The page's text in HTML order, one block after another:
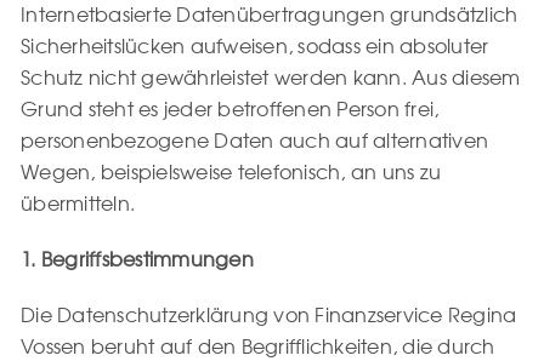
Internetbasierte Datenübertragungen grundsätzlich
Sicherheitslücken aufweisen, sodass ein absoluter
Schutz nicht gewährleistet werden kann. Aus diesem
Grund steht es jeder betroffenen Person frei,
personenbezogene Daten auch auf alternativen
Wegen, beispielsweise telefonisch, an uns zu
übermitteln.
1. Begriffsbestimmungen
Die Datenschutzerklärung von Finanzservice Regina
Vossen beruht auf den Begrifflichkeiten, die durch